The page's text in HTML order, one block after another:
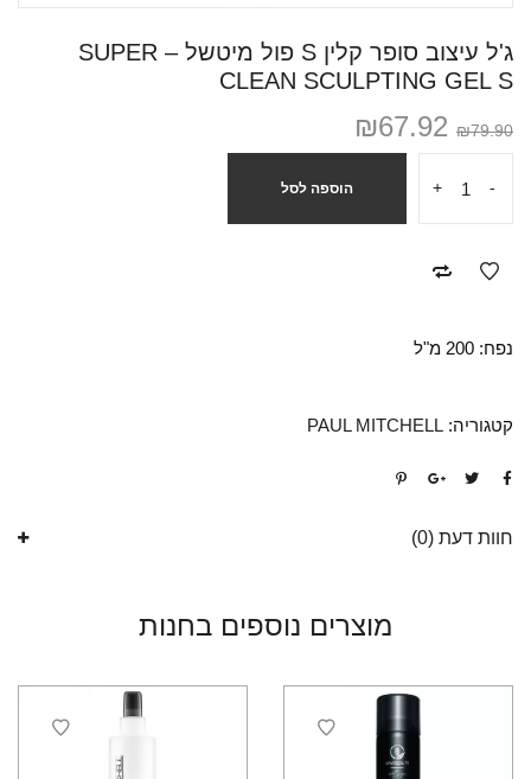
ג'ל עיצוב סופר קלין S פול מיטשל – SUPER
CLEAN SCULPTING GEL S
₪79.90
₪67.92
-
+ הוספה לסל
נפח: 200 מ"ל
קטגוריה: PAUL MITCHELL
חוות דעת (0)
מוצרים נוספים בחנות